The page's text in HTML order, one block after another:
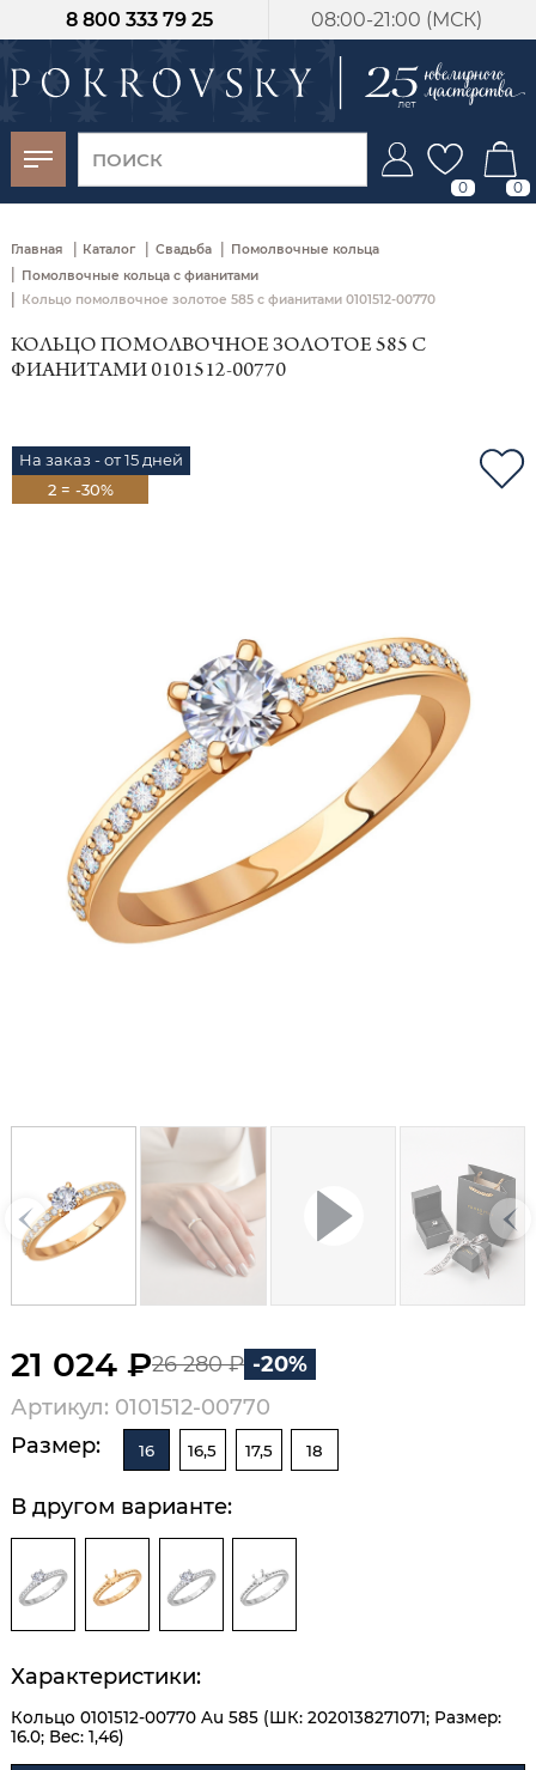
08:00-21:00 (МСК)
8 800 333 79 25
0 0
Главная | Каталог | Свадьба | Помолвочные кольца
Помолвочные кольца с фианитами
Кольцо помолвочное золотое 585 с фианитами 0101512-00770
КОЛЬЦО ПОМОЛВОЧНОЕ ЗОЛОТОЕ 585 С
ФИАНИТАМИ 0101512-00770
На заказ - от 15 дней
2 = -30%
21 024 ₽26 280 ₽ -20%
Артикул: 0101512-00770
Размер:
16 16,5 17,5 18
В другом варианте:
Характеристики:
Кольцо 0101512-00770 Au 585 (ШК: 2020138271071; Размер:
16.0; Вес: 1,46)
-30%
от 15 дней с
момента оплаты